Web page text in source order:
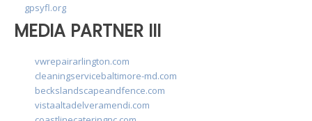
gpsyfl.org
MEDIA PARTNER III
vwrepairarlington.com
cleaningservicebaltimore-md.com
beckslandscapeandfence.com
vistaaltadelveramendi.com